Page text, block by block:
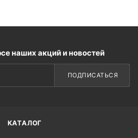
наших акций и новостей
ПОДПИСАТЬСЯ
КАТАЛОГ